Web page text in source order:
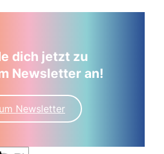
dich jetzt zu
Newsletter an!
Newsletter